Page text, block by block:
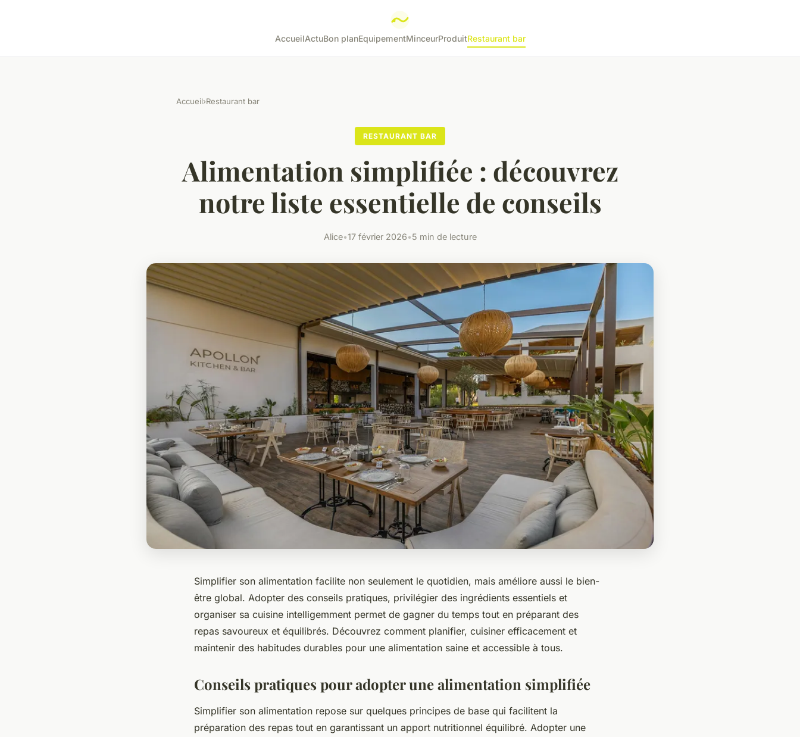
AccueilActuBon planEquipementMinceurProduitRestaurant bar
Accueil›Restaurant bar
RESTAURANT BAR
Alimentation simplifiée : découvrez
notre liste essentielle de conseils
Alice•17 février 2026•5 min de lecture
Simplifier son alimentation facilite non seulement le quotidien, mais améliore aussi le bien-
être global. Adopter des conseils pratiques, privilégier des ingrédients essentiels et
organiser sa cuisine intelligemment permet de gagner du temps tout en préparant des
repas savoureux et équilibrés. Découvrez comment planifier, cuisiner efficacement et
maintenir des habitudes durables pour une alimentation saine et accessible à tous.
Conseils pratiques pour adopter une alimentation simplifiée
Simplifier son alimentation repose sur quelques principes de base qui facilitent la
préparation des repas tout en garantissant un apport nutritionnel équilibré. Adopter une